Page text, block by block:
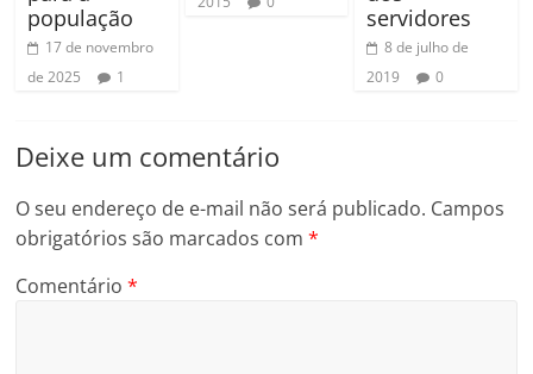
população
17 de novembro
de 2025
1
servidores
8 de julho de
2019
0
Deixe um comentário
O seu endereço de e-mail não será publicado. Campos
obrigatórios são marcados com*
Comentário*